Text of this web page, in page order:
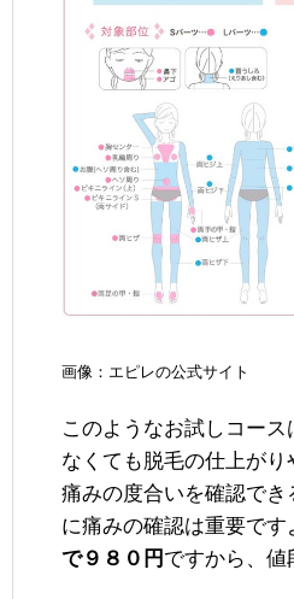
画像：エピレの公式サイト
このようなお試しコー
なくても脱毛の仕上がり
痛みの度合いを確認で
に痛みの確認は重要です
で９８０円 ですから、値